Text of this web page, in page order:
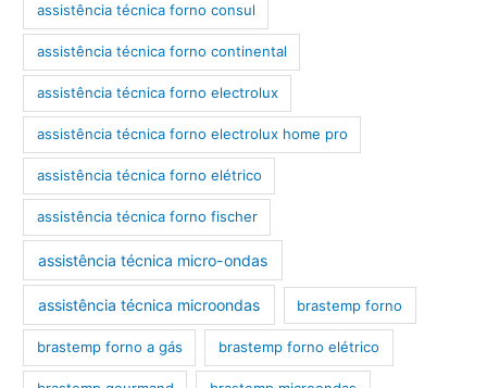
assistência técnica forno consul
assistência técnica forno continental
assistência técnica forno electrolux
assistência técnica forno electrolux home pro
assistência técnica forno elétrico
assistência técnica forno fischer
assistência técnica micro-ondas
assistência técnica microondas brastemp forno
brastemp forno a gás brastemp forno elétrico